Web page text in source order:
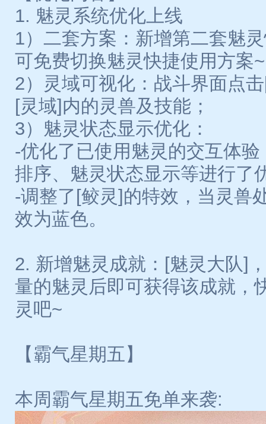
1. 魅灵系统优化上线
1）二套方案：新增第二套魅
可免费切换魅灵快捷使用方案~
2）灵域可视化：战斗界面点
[灵域]内的灵兽及技能；
3）魅灵状态显示优化：
-优化了已使用魅灵的交互体
排序、魅灵状态显示等进行了
-调整了[鲛灵]的特效，当灵兽
效为蓝色。
2. 新增魅灵成就：[魅灵大队]
量的魅灵后即可获得该成就，
灵吧~
【霸气星期五】
本周霸气星期五免单来袭: